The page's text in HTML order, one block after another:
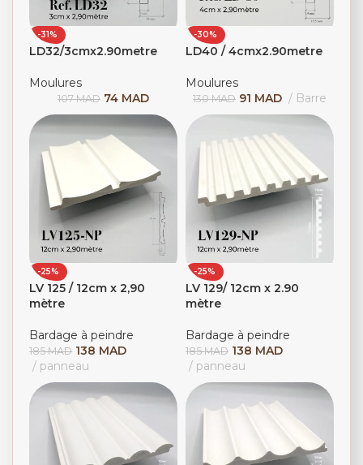
-31%
LD32/3cmx2.90metre
Moulures
107MAD 74 MAD
-30%
LD40 / 4cmx2.90metre
Moulures
130MAD 91 MAD Barre
-25%
LV 125 / 12cm x 2,90
mètre
Bardage à peindre
185MAD 138 MAD
panneau
-25%
LV 129/ 12cm x 2.90
mètre
Bardage à peindre
185MAD 138 MAD
panneau